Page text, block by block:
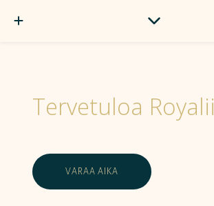
Tervetuloa
VARAA AIKA